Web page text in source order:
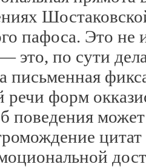
пафоса. Это
это, по сути
письменная
речи форм
поведения